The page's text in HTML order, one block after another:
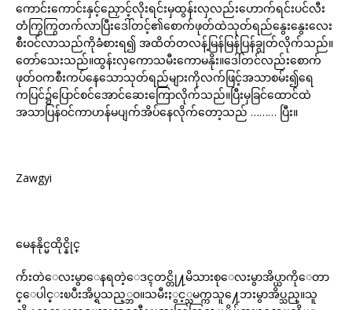
ကောင်းကောင်းနှင့်ညှောင့်လိုးရင်းမှထွန်းလှလည်းဟောက်ရင်းပင်လီး
တံကြွကြွတက်လာပြီးဒေါ်တင့်၏စောက်ဖုတ်ထဲသုတ်ရည်နွေးနွေးလေး
စီးဝင်လာသည်ကိုခံစားရ၍ အထိတ်တလန့်မြန်မြန်ပြန်ချွတ်လိုက်သည်။
တော်သေးသည်။ထွန်းလှကောသမီးကောမနိုး။ဒေါ်တင်လည်းစောက်
ဖုတ်ဝကစီးကပ်နေသောသုတ်ရည်များကိုလက်ဖြင့်အသာစမ်း၍ရေ
ကပြင်၌ပြောင်စင်အောင်ဆေးကြောလိုက်သည်။ပြီးမှခြင်ထောင်ထဲ
အသာပြန်ဝင်ကာဟန်မပျက်အိပ်နေလိုက်တော့သည် ……… ပြီး။
Zawgyi
မေနနိုင္မထိုင္နိုင္
က်ဴးတဲေလးမွာေနရတဲ့ေဒၚတင္တို႔မိသားစုေလးမွာအိပ္ယာကိုေတာ
င္ေပါင္းၿပီးအိပ္ရသည့္ဘဝ။သမီးႏွင့္သမက္ကသူ႔ေဘးမွာအိပ္သည္။သူ